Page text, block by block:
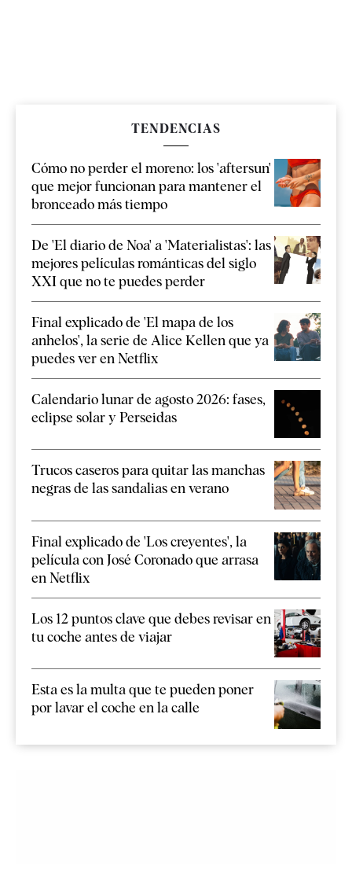
TENDENCIAS
Cómo no perder el moreno: los 'aftersun'
que mejor funcionan para mantener el
bronceado más tiempo
De 'El diario de Noa' a 'Materialistas': las
mejores películas románticas del siglo
XXI que no te puedes perder
Final explicado de 'El mapa de los
anhelos', la serie de Alice Kellen que ya
puedes ver en Netflix
Calendario lunar de agosto 2026: fases,
eclipse solar y Perseidas
Trucos caseros para quitar las manchas
negras de las sandalias en verano
Final explicado de 'Los creyentes', la
película con José Coronado que arrasa
en Netflix
Los 12 puntos clave que debes revisar en
tu coche antes de viajar
Esta es la multa que te pueden poner
por lavar el coche en la calle